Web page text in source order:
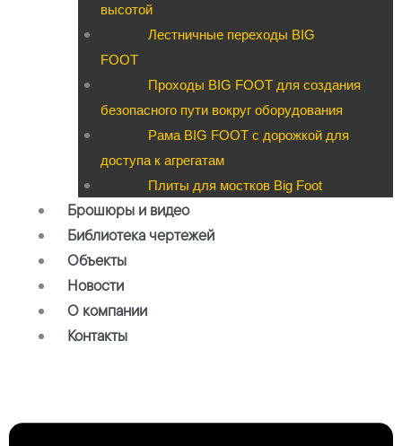
высотой
Лестничные переходы BIG
FOOT
Проходы BIG FOOT для создания
безопасного пути вокруг оборудования
Рама BIG FOOT с дорожкой для
доступа к агрегатам
Плиты для мостков Big Foot
Брошюры и видео
Библиотека чертежей
Объекты
Новости
О компании
Контакты